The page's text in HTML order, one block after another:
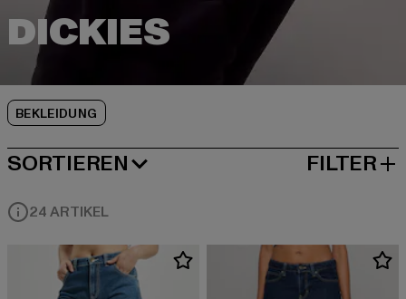
BEKLEIDUNG
SORTIEREN
BELIEBTESTE FILTER
24 ARTIKEL